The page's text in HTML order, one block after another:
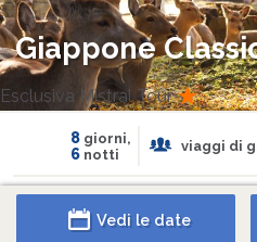
Giappone
Esclusiva Mistral Tour
8 giorni,
6 notti
viaggi di
Vedi le date